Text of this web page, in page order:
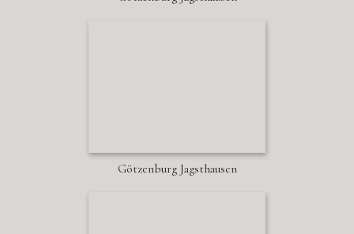
Götzenburg Jagsthausen